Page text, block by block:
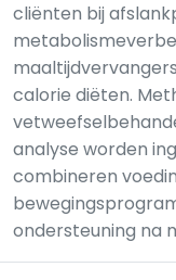
cliënten bij
calorie diëten.
analyse worden
combineren
ondersteuning na